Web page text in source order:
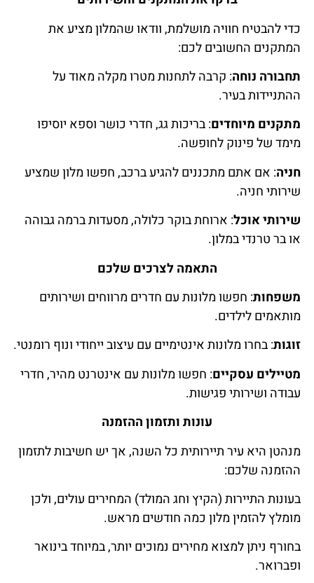
כדי להבטיח חוויה מושלמת, וודאו שהמלון מציע את
המתקנים החשובים לכם:
תחבורה נוחה: קרבה לתחנות מטרו מקלה מאוד על
ההתניידות בעיר.
מתקנים מיוחדים: בריכות גג, חדרי כושר וספא יוסיפו
מימד של פינוק לחופשה.
חניה: אם אתם מתכננים להגיע ברכב, חפשו מלון שמציע
שירותי חניה.
שירותי אוכל: ארוחת בוקר כלולה, מסעדות ברמה גבוהה
או בר טרנדי במלון.
התאמה לצרכים שלכם
משפחות: חפשו מלונות עם חדרים מרווחים ושירותים
מותאמים לילדים.
זוגות: בחרו מלונות אינטימיים עם עיצוב ייחודי ונוף רומנטי.
מטיילים עסקיים: חפשו מלונות עם אינטרנט מהיר, חדרי
עבודה ושירותי פגישות.
עונות ותזמון ההזמנה
מנהטן היא עיר תיירותית כל השנה, אך יש חשיבות לתזמון
ההזמנה שלכם:
בעונות התיירות (הקיץ וחג המולד) המחירים עולים, ולכן
מומלץ להזמין מלון כמה חודשים מראש.
בחורף ניתן למצוא מחירים נמוכים יותר, במיוחד בינואר
ופברואר.